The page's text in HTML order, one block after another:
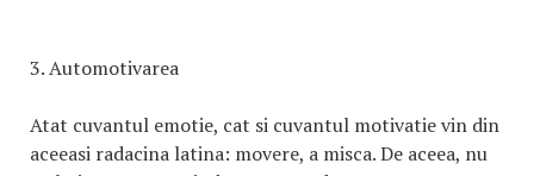
3. Automotivarea
Atat cuvantul emotie, cat si cuvantul motivatie vin din
aceeasi radacina latina: movere, a misca. De aceea, nu